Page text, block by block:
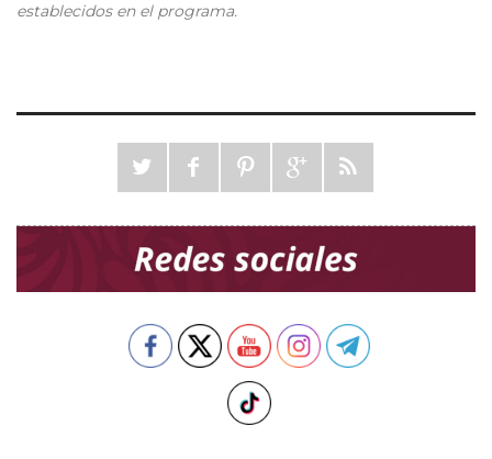
establecidos en el programa.